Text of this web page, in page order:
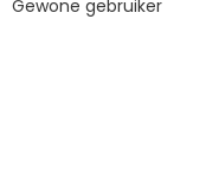
Gewone gebruiker